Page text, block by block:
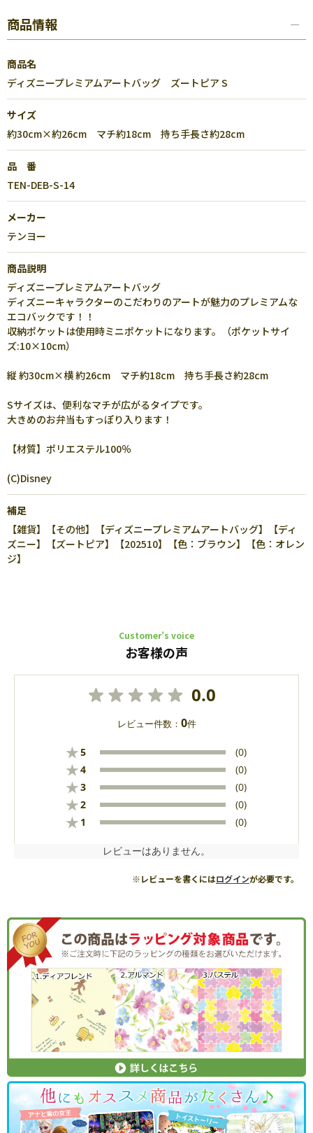
商品情報
商品名
ディズニープレミアムアートバッグ ズートピア S
サイズ
約30cm×約26cm マチ約18cm 持ち手長さ約28cm
品 番
TEN-DEB-S-14
メーカー
テンヨー
商品説明
ディズニープレミアムアートバッグ
ディズニーキャラクターのこだわりのアートが魅力のプレミアムな
エコバックです！！
収納ポケットは使用時ミニポケットになります。（ポケットサイ
ズ:10×10cm）
縦 約30cm×横 約26cm マチ約18cm 持ち手長さ約28cm
Sサイズは、便利なマチが広がるタイプです。
大きめのお弁当もすっぽり入ります！
【材質】ポリエステル100％
(C)Disney
補足
【雑貨】【その他】【ディズニープレミアムアートバッグ】【ディ
ズニー】【ズートピア】【202510】【色：ブラウン】【色：オレン
ジ】
Customer’s voice
お客様の声
0.0
レビュー件数： 0件
★5 (0)
★4 (0)
★3 (0)
★2 (0)
★ 1 (0)
レビューはありません。
※レビューを書くにはログインが必要です。